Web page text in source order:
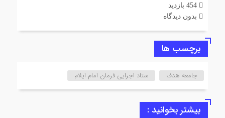
بدون دیدگاه
برچسب ها
جامعه هدف ستاد اجرایی فرمان امام ایلام
بیشتر بخوانید :